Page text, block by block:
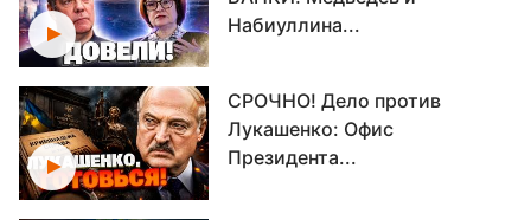
Набиуллина...
СРОЧНО! Дело против
Лукашенко: Офис
Президента...